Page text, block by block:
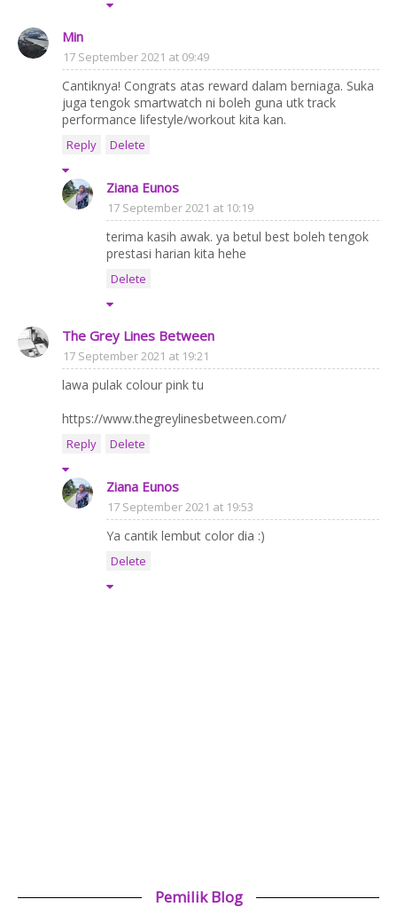
Min
17 September 2021 at 09:49
Cantiknya! Congrats atas reward dalam berniaga. Suka
juga tengok smartwatch ni boleh guna utk track
performance lifestyle/workout kita kan.
Reply Delete
Ziana Eunos
17 September 2021 at 10:19
terima kasih awak. ya betul best boleh tengok
prestasi harian kita hehe
Delete
The Grey Lines Between
17 September 2021 at 19:21
lawa pulak colour pink tu
https://www.thegreylinesbetween.com/
Reply Delete
Ziana Eunos
17 September 2021 at 19:53
Ya cantik lembut color dia :)
Delete
Pemilik Blog